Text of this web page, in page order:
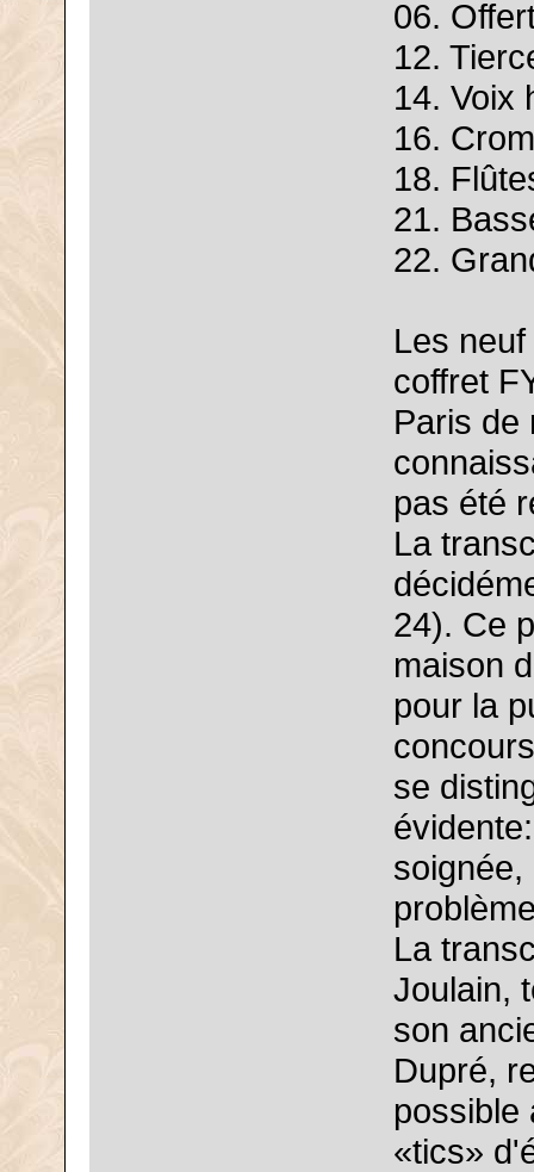
06.
12.
14. Voix
16.
18.
21.
22.
Les
coffret
Paris de
pas été
La
24). Ce
maison
pour la
se
soignée,
La
Joulain,
son
Dupré,
possible
«tics»